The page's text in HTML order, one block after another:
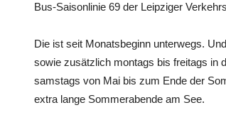
Bus-Saisonlinie 69 der Leipziger
Die ist seit Monatsbeginn unterwegs.
sowie zusätzlich montags bis freitags in
samstags von Mai bis zum Ende der
extra lange Sommerabende am See.